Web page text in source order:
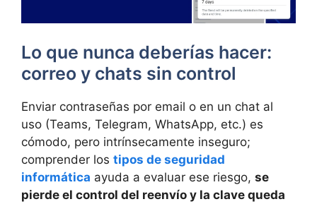
Lo que nunca deberías hacer:
correo y chats sin control
Enviar contraseñas por email o en un chat al
uso (Teams, Telegram, WhatsApp, etc.) es
cómodo, pero intrínsecamente inseguro;
comprender los tipos de seguridad
informática ayuda a evaluar ese riesgo, se
pierde el control del reenvío y la clave queda